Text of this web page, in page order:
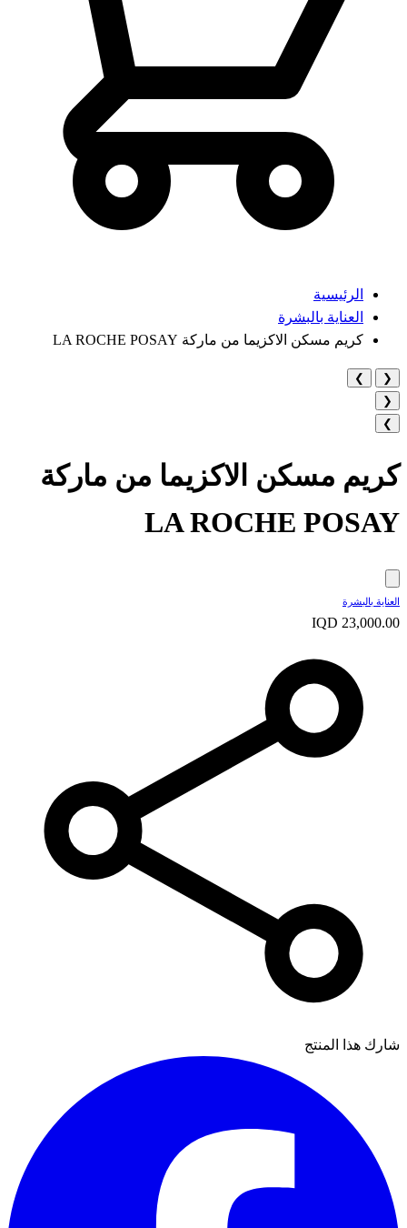
الرئيسية
العناية بالبشرة
كريم مسكن الاكزيما من ماركة LA ROCHE POSAY
❮
❯
❮
❯
كريم مسكن الاكزيما من ماركة
LA ROCHE POSAY
العناية بالبشرة
IQD 23,000.00
شارك هذا المنتج